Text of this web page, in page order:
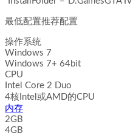
最低配置推荐配置
操作系统
Windows 7
Windows 7+ 64bit
CPU
Intel Core 2 Duo
4核Intel或AMD的CPU
内存
2GB
4GB